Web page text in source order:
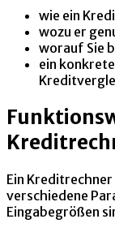
wie ein
wozu er
worauf Sie
ein
Ein
verschiedene
Eingabegrößen